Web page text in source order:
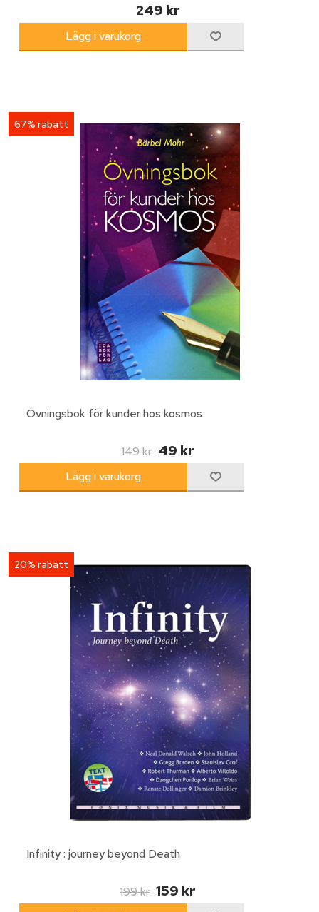
249 kr
67% rabatt
Övningsbok för kunder hos kosmos
149 kr 49 kr
20% rabatt
Infinity : journey beyond Death
199 kr 159 kr